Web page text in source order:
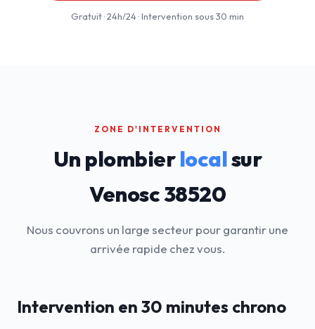
Gratuit · 24h/24 · Intervention sous 30 min
ZONE D'INTERVENTION
Un plombierlocalsur
Venosc 38520
Nous couvrons un large secteur pour garantir une
arrivée rapide chez vous.
Intervention en 30 minutes chrono